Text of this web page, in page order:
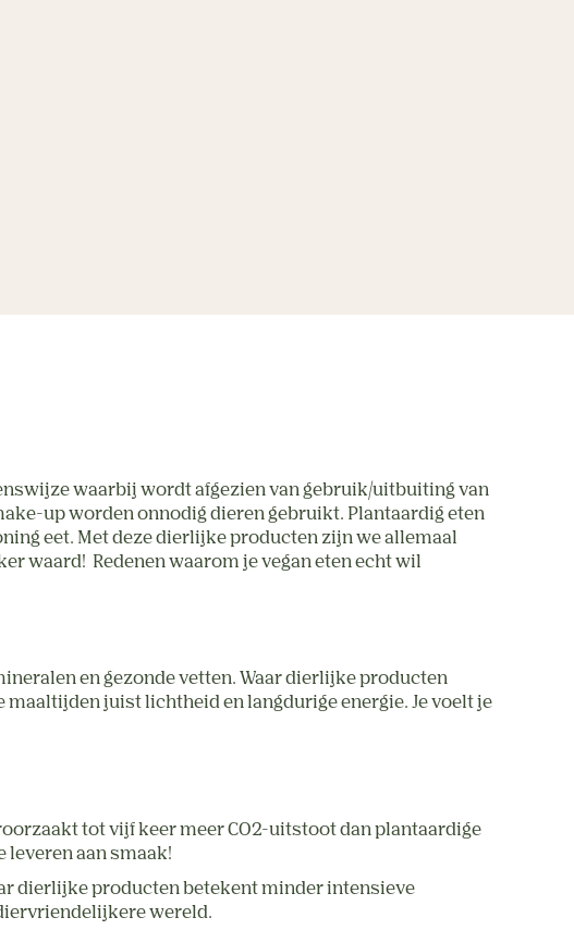
waarbij wordt afgezien van gebruik/uitbuiting van
up worden onnodig dieren gebruikt. Plantaardig eten
eet. Met deze dierlijke producten zijn we allemaal
waard! Redenen waarom je vegan eten echt wil
en gezonde vetten. Waar dierlijke producten
juist lichtheid en langdurige energie. Je voelt je
tot vijf keer meer CO2-uitstoot dan plantaardige
leveren aan smaak!
dierlijke producten betekent minder intensieve
wereld.